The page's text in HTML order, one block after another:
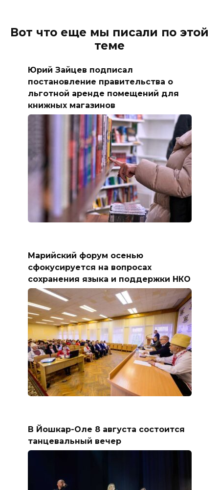
Вот что еще мы писали по этой
теме
Юрий Зайцев подписал
постановление правительства о
льготной аренде помещений для
книжных магазинов
Марийский форум осенью
сфокусируется на вопросах
сохранения языка и поддержки НКО
В Йошкар-Оле 8 августа состоится
танцевальный вечер